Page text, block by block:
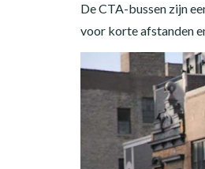
De CTA-bussen zijn
voor korte afstanden